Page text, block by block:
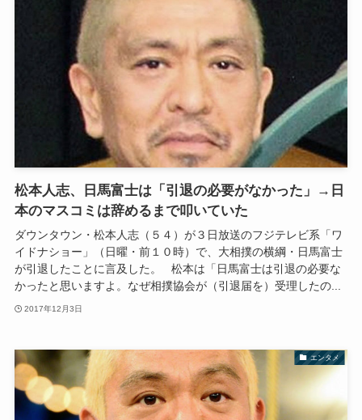
松本人志、日馬富士は「引退の必要がなかった」→日
本のマスコミは辞めるまで叩いていた
ダウンタウン・松本人志（５４）が３日放送のフジテレビ系「ワ
イドナショー」（日曜・前１０時）で、大相撲の横綱・日馬富士
が引退したことに言及した。 松本は「日馬富士は引退の必要な
かったと思いますよ。なぜ相撲協会が（引退届を）受理したの...
2017年12月3日
エンタメ